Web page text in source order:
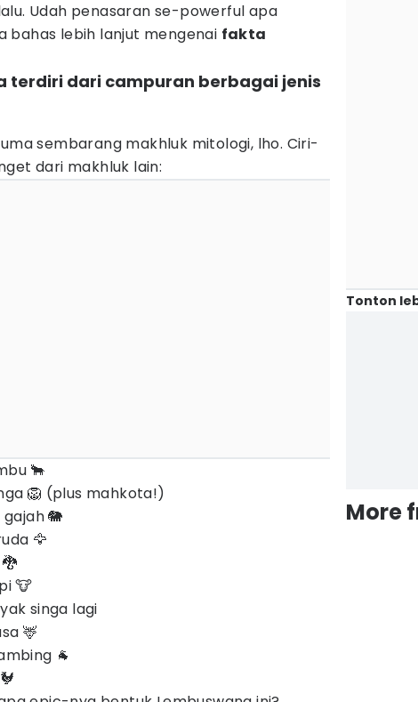
Udah penasaran se-powerful apa
bahas lebih lanjut mengenai fakta
terdiri dari campuran berbagai jenis
sembarang makhluk mitologi, lho. Ciri-
dari makhluk lain:
🐂
🦁 (plus mahkota!)
🐘
🦅
🐮
singa lagi
🦌
🐐
Tonton
More